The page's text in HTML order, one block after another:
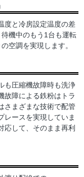
度と冷房設定温度の差
機中のもう1台も運転
空調を実現します。
も圧縮機故障時も洗浄
故障による鉄粉はトラ
さまざまな技術で配管
レースを実現していま
応して、そのまま再利